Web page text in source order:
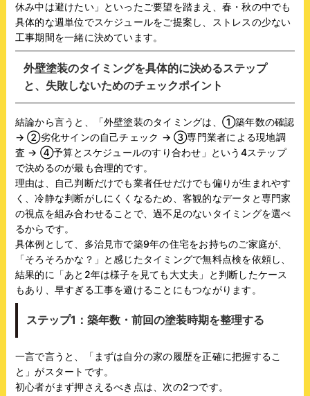
休み中は避けたい」といったご要望を踏まえ、春・秋の中でも
具体的な週単位でスケジュールをご提案し、ストレスの少ない
工事期間を一緒に決めています。
外壁塗装のタイミングを具体的に決めるステップ
と、失敗しないためのチェックポイント
結論から言うと、「外壁塗装のタイミングは、①築年数の確認
→ ②劣化サインの自己チェック → ③専門業者による現地調
査 → ④予算とスケジュールのすり合わせ」という4ステップ
で決めるのが最も合理的です。
理由は、自己判断だけでも業者任せだけでも偏りが生まれやす
く、冷静な判断がしにくくなるため、客観的なデータと専門家
の視点を組み合わせることで、過不足のないタイミングを選べ
るからです。
具体例として、多治見市で築9年の住宅をお持ちのご家庭が、
「そろそろかな？」と感じたタイミングで無料点検を依頼し、
結果的に「あと2年は様子を見ても大丈夫」と判断したケース
もあり、早すぎる工事を避けることにもつながります。
ステップ1：築年数・前回の塗装時期を整理する
一言で言うと、「まずは自分の家の履歴を正確に把握するこ
と」がスタートです。
初心者がまず押さえるべき点は、次の2つです。